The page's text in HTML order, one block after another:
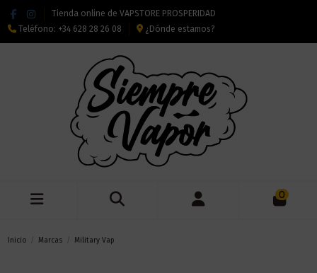
Tienda online de VAPSTORE PROSPERIDAD
Teléfono: +34 628 28 26 08 ¿Dónde estamos?
0
Inicio Marcas Military Vap